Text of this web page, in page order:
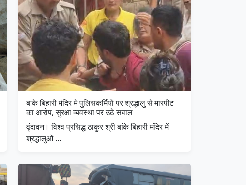
बांके बिहारी मंदिर में पुलिसकर्मियों पर श्रद्धालु से मारपीट
का आरोप, सुरक्षा व्यवस्था पर उठे सवाल
वृंदावन। विश्व प्रसिद्ध ठाकुर श्री बांके बिहारी मंदिर में
श्रद्धालुओं …